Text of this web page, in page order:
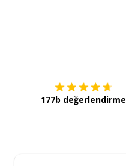
177b değerlendirme